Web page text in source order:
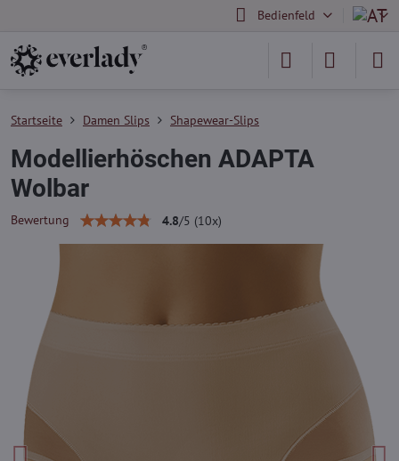
Bedienfeld
Startseite Damen Slips Shapewear-Slips
Modellierhöschen ADAPTA
Wolbar
Bewertung 4.8/5 (10x)